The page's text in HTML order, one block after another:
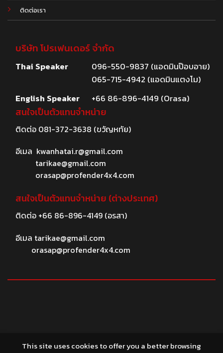
ติดต่อเรา
บริษัท โปรเฟนเดอร์ จำกัด
Thai Speaker
096-550-9837 (แอดมินป๊อบอาย)
065-715-4942 (แอดมินแตงโม)
English Speaker
+66 86-896-4149 (Orasa)
สนใจเป็นตัวแทนจำหน่าย
ติดต่อ 081-372-3638 (ขวัญหทัย)
อีเมล kwanhatai.r@gmail.com
tarikae@gmail.com
orasap@profender4x4.com
สนใจเป็นตัวแทนจำหน่าย (ต่างประเทศ)
ติดต่อ +66 86-896-4149(อรสา)
อีเมล tarikae@gmail.com
orasap@profender4x4.com
This site uses cookies to offer you a better browsing